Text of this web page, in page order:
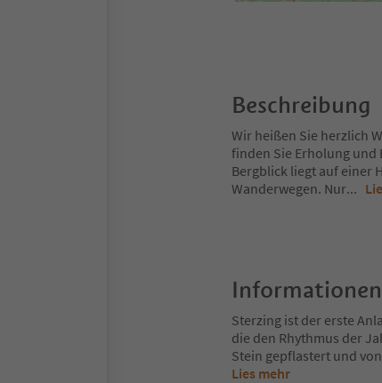
Beschreibung
Wir heißen Sie herzlich
finden Sie Erholung und
Bergblick liegt auf einer
Wanderwegen. Nur...
Sterzing ist der erste
die den Rhythmus der
Stein gepflastert und
Lies mehr